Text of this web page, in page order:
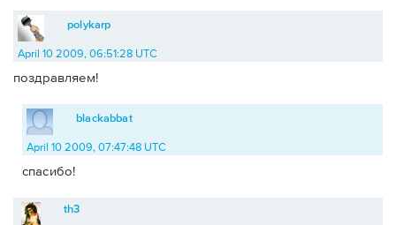
polykarp
April 10 2009, 06:51:28 UTC
поздравляем!
blackabbat
April 10 2009, 07:47:48 UTC
спасибо!
th3